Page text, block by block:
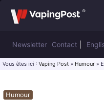
Newsletter Contact
Vous êtes ici : Vaping Post » Humour »
Humour